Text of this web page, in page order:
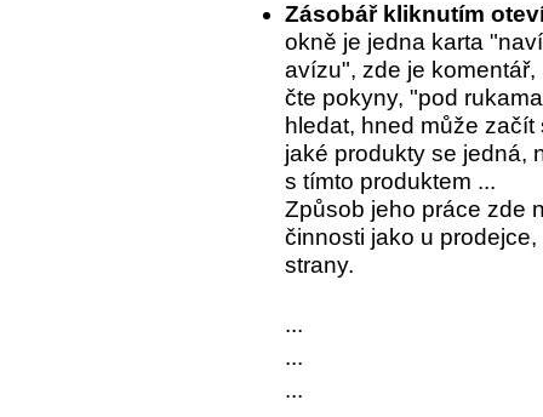
Zásobář kliknutím
okně je jedna karta
avízu", zde je
čte pokyny, "pod
hledat, hned může
jaké produkty se jedná,
s tímto produktem ...
Způsob jeho práce zde
činnosti jako u
strany.
...
...
...